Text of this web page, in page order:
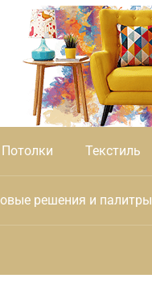
Потолки Текстиль
решения и палитры